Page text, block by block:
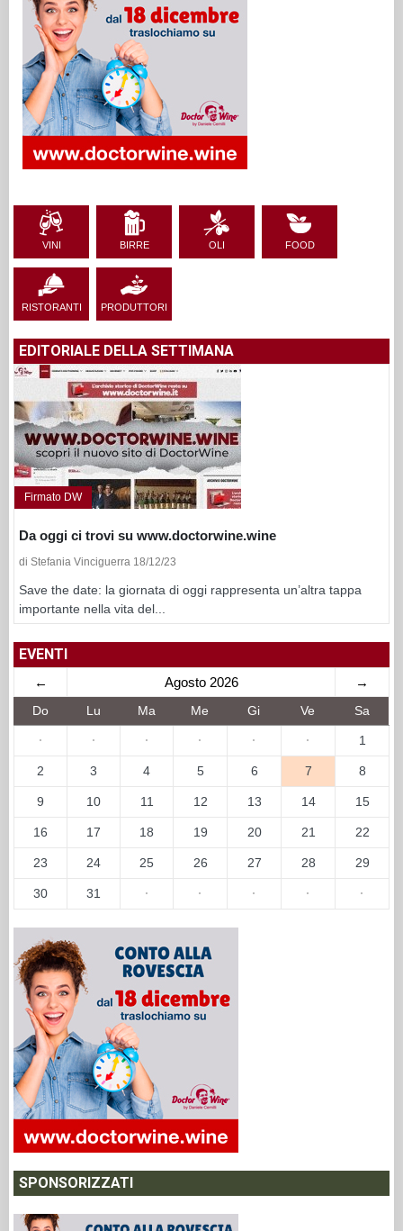
VINI BIRRE OLI FOOD
RISTORANTI PRODUTTORI
EDITORIALE DELLA SETTIMANA
Firmato DW
Da oggi ci trovi su www.doctorwine.wine
di Stefania Vinciguerra 18/12/23
Save the date: la giornata di oggi rappresenta un’altra tappa
importante nella vita del...
EVENTI
← Agosto 2026 →
Do Lu Ma Me Gi Ve Sa
· · · · · · 1
2 3 4 5 6 7 8
9 10 11 12 13 14 15
16 17 18 19 20 21 22
23 24 25 26 27 28 29
30 31 · · · · ·
SPONSORIZZATI